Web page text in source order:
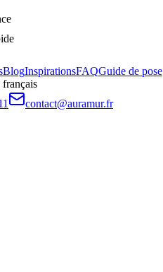
BlogInspirationsFAQGuide de pose
contact@auramur.fr